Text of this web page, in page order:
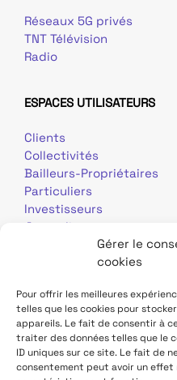
Gérer le
cookies
Pour offrir les meilleures
telles que les cookies pour
appareils. Le fait de consentir à
traiter des données telles que le
ID uniques sur ce site. Le fait de
consentement peut avoir un
Réseaux 5G privés
TNT Télévision
Radio
ESPACES UTILISATEURS
Clients
Collectivités
Bailleurs-Propriétaires
Particuliers
Investisseurs
Journalistes
Mentions légales